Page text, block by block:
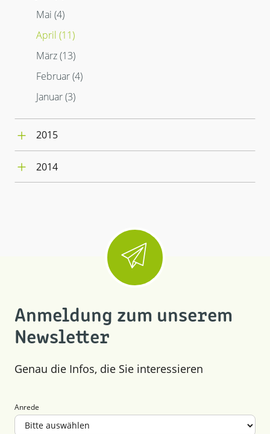
Mai (4)
April (11)
März (13)
Februar (4)
Januar (3)
2015
November (9)
März (13)
Februar (3)
Januar (3)
2014
Anmeldung zum unserem
Newsletter
Genau die Infos, die Sie interessieren
Anrede